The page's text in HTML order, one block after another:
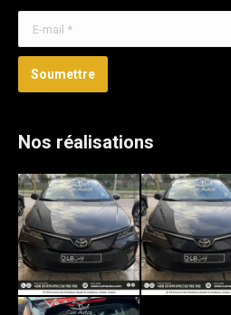
Soumettre
Nos réalisations